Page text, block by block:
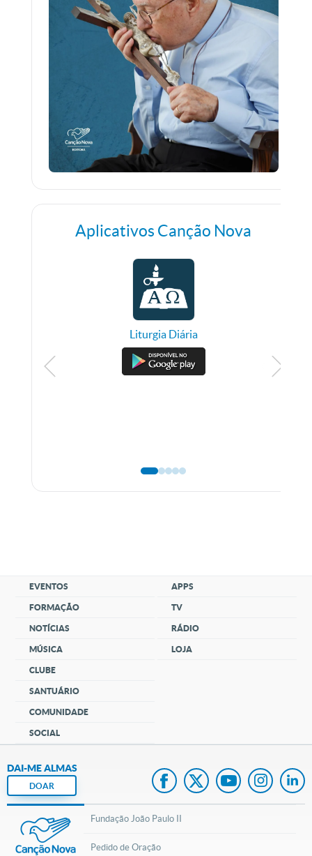
Aplicativos Canção Nova
Liturgia Diária
EVENTOS
FORMAÇÃO
NOTÍCIAS
MÚSICA
CLUBE
SANTUÁRIO
COMUNIDADE
SOCIAL
APPS
TV
RÁDIO
LOJA
DAI-ME ALMAS
DOAR
Fundação João Paulo II
Pedido de Oração